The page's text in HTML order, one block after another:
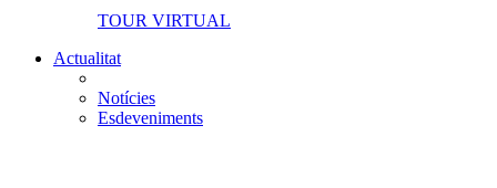
TOUR VIRTUAL
Actualitat
Notícies
Esdeveniments